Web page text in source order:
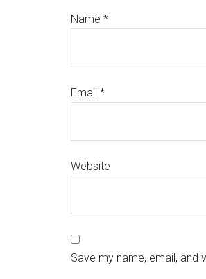
Name *
Email *
Website
Save my name, email,